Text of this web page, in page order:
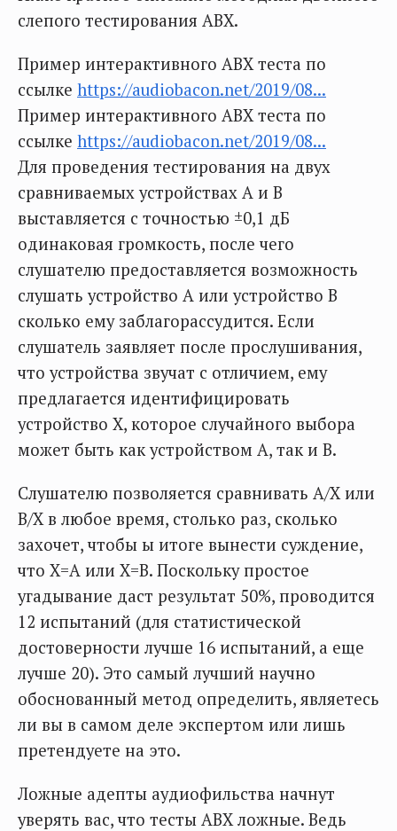
слепого тестирования ABX.
Пример интерактивного ABX теста по
ссылке https://audiobacon.net/2019/08...
Пример интерактивного ABX теста по
ссылке https://audiobacon.net/2019/08...
Для проведения тестирования на двух
сравниваемых устройствах А и В
выставляется с точностью ±0,1 дБ
одинаковая громкость, после чего
слушателю предоставляется возможность
слушать устройство А или устройство В
сколько ему заблагорассудится. Если
слушатель заявляет после прослушивания,
что устройства звучат с отличием, ему
предлагается идентифицировать
устройство Х, которое случайного выбора
может быть как устройством А, так и В.
Слушателю позволяется сравнивать А/Х или
В/Х в любое время, столько раз, сколько
захочет, чтобы ы итоге вынести суждение,
что Х=А или Х=В. Поскольку простое
угадывание даст результат 50%, проводится
12 испытаний (для статистической
достоверности лучше 16 испытаний, а еще
лучше 20). Это самый лучший научно
обоснованный метод определить, являетесь
ли вы в самом деле экспертом или лишь
претендуете на это.
Ложные адепты аудиофильства начнут
уверять вас, что тесты АВХ ложные. Ведь